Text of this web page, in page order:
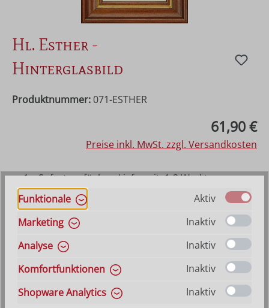
Hl. Esther -
Hinterglasbild
Produktnummer: 071-ESTHER
61,90 €
Preise inkl. MwSt. zzgl. Versandkosten
1 x Sofort verfügbar, Lieferzeit: 1-3 Werktage
ansonsten Vorraussichtlich lieferbar ab 21. August
2026
Produkt Anzahl: Gib den gewünschten
In den Warenkorb
AB 150,-*
Funktionale
Aktiv
Marketing
Inaktiv
Analyse
Inaktiv
Komfortfunktionen
Inaktiv
Shopware Analytics
Inaktiv